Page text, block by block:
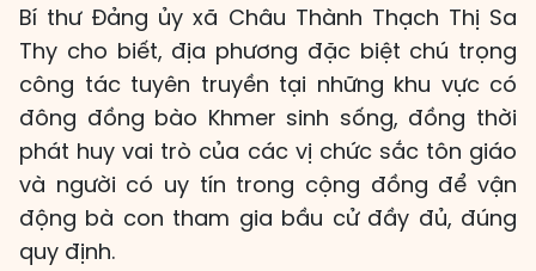
Bí thư Đảng ủy xã Châu Thành Thạch Thị Sa
Thy cho biết, địa phương đặc biệt chú trọng
công tác tuyên truyền tại những khu vực có
đông đồng bào Khmer sinh sống, đồng thời
phát huy vai trò của các vị chức sắc tôn giáo
và người có uy tín trong cộng đồng để vận
động bà con tham gia bầu cử đầy đủ, đúng
quy định.